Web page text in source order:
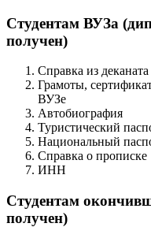
Студентам ВУЗа
получен)
Справка из
Грамоты,
ВУЗе
Автобиография
Туристический
Национальный
Справка о прописке
ИНН
Студентам
получен)